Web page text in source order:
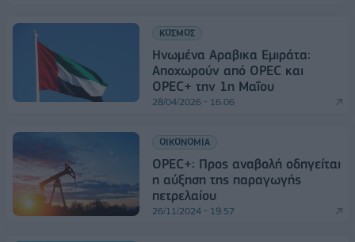
ΚΟΣΜΟΣ
Ηνωμένα Αραβικα Εμιράτα:
Αποχωρούν από OPEC και
OPEC+ την 1η Μαΐου
28/04/2026 - 16:06
ΟΙΚΟΝΟΜΙΑ
OPEC+: Προς αναβολή οδηγείται
η αύξηση της παραγωγής
πετρελαίου
26/11/2024 - 19:57